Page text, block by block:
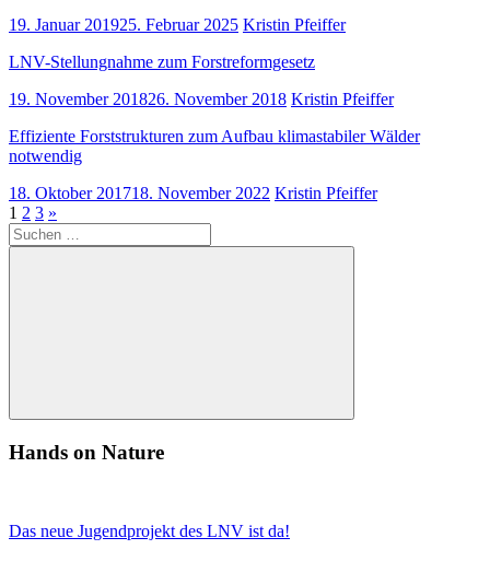
19. Januar 201925. Februar 2025 Kristin Pfeiffer
LNV-Stellungnahme zum Forstreformgesetz
19. November 201826. November 2018 Kristin Pfeiffer
Effiziente Forststrukturen zum Aufbau klimastabiler Wälder
notwendig
18. Oktober 201718. November 2022 Kristin Pfeiffer
Seitennummerierung
der
1 2 3 Nächste
Beiträge
»
Suchen
nach:
Suchen
Hands on Nature
Das neue Jugendprojekt des LNV ist da!